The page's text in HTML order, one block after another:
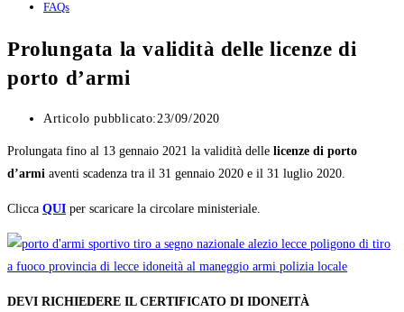
FAQs
Prolungata la validità delle licenze di
porto d’armi
Articolo pubblicato:23/09/2020
Prolungata fino al 13 gennaio 2021 la validità delle licenze di porto
d’armi aventi scadenza tra il 31 gennaio 2020 e il 31 luglio 2020.
Clicca QUI per scaricare la circolare ministeriale.
DEVI RICHIEDERE IL CERTIFICATO DI IDONEITÀ